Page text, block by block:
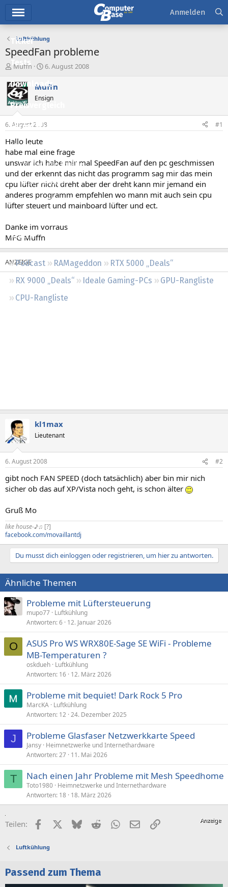
Ticker
Tests
Downloads
Preisvergleich
Forum
Aktuelles
Empfohlene Inhalte
Neue Beiträge
Neueste Aktivitäten
Regeln
Podcast RAMageddon
RTX 5000 „Deals“
RX 9000 „Deals“
Ideale Gaming-PCs
GPU-Rangliste
CPU-Rangliste
Anmelden
Luftkühlung
SpeedFan probleme
E
s
t
e
l
e
r
Muffn
E
s
t
e
l
t
m
6. August 2008
Muffn
Ensign
6. August 2008 #1
Hallo leute
habe mal eine frage
unswar ich habe mir mal SpeedFan auf den pc geschmissen
und der erkennt das nicht das programm sag mir das mein
cpu lüfter nicht dreht aber der dreht kann mir jemand ein
anderes programm empfehlen wo mann mit auch sein cpu
lüfter steuert und mainboard lüfter und ect.
Danke im vorraus
MFG Muffn
kl1max
Lieutenant
6. August 2008 #2
gibt noch FAN SPEED (doch tatsächlich) aber bin mir nich
sicher ob das auf XP/Vista noch geht, is schon älter
Gruß Mo
like house-♪♫ [?]
facebook.com/movaillantdj
Du musst dich einloggen oder registrieren, um hier zu antworten.
Ähnliche Themen
Probleme mit Lüftersteuerung
mupo77 Luftkühlung
Antworten 6 12. Januar 2026
O
ASUS Pro WS WRX80E-Sage SE WiFi - Probleme
MB-Temperaturen ?
oskdueh Luftkühlung
Antworten 16 12. März 2026
Probleme mit bequiet! Dark Rock 5 Pro
MarcKA Luftkühlung
Antworten 12 24. Dezember 2025
J Probleme Glasfaser Netzwerkkarte Speed
Jansy Heimnetzwerke und Internethardware
Antworten 27 11. Mai 2026
T Nach einen Jahr Probleme mit Mesh Speedhome
Toto1980 Heimnetzwerke und Internethardware
Antworten 18 18. März 2026
Teilen: FacebookX (Twitter)
BlueskyRedditWhatsApp
E-MailLink
Luftkühlung
Passend zum Thema